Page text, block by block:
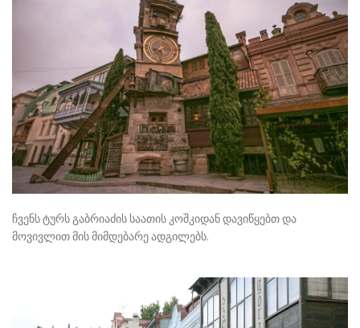
ჩვენს ტურს გაბრიაძის საათის კოშკიდან დავიწყებთ და
მოვივლით მის მიმდებარე ადგილებს.